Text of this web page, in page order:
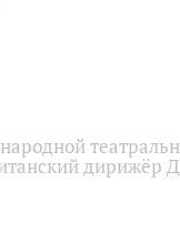
дирижёр